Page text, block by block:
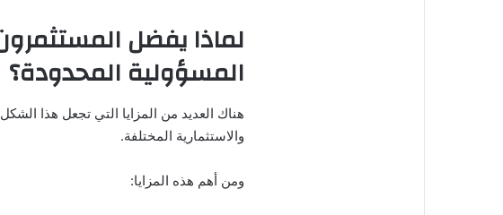
لماذا يفضل
المسؤولية المحدودة؟
هناك العديد من المزايا التي تجعل هذا
والاستثمارية المختلفة.
ومن أهم هذه المزايا: